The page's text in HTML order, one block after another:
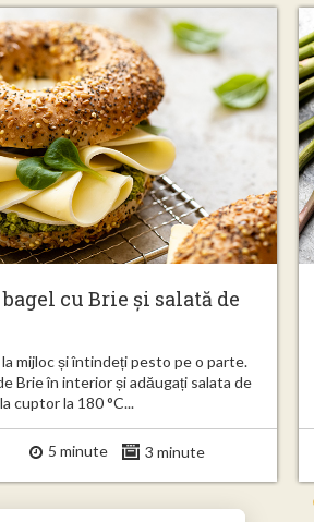
cu Brie și salată de
mijloc și întindeți pesto pe o parte.
Brie în interior și adăugați salata de
cuptor la 180 °C...
5 minute 3 minute